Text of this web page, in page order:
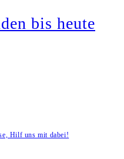
bis heute
Hilf uns mit dabei!